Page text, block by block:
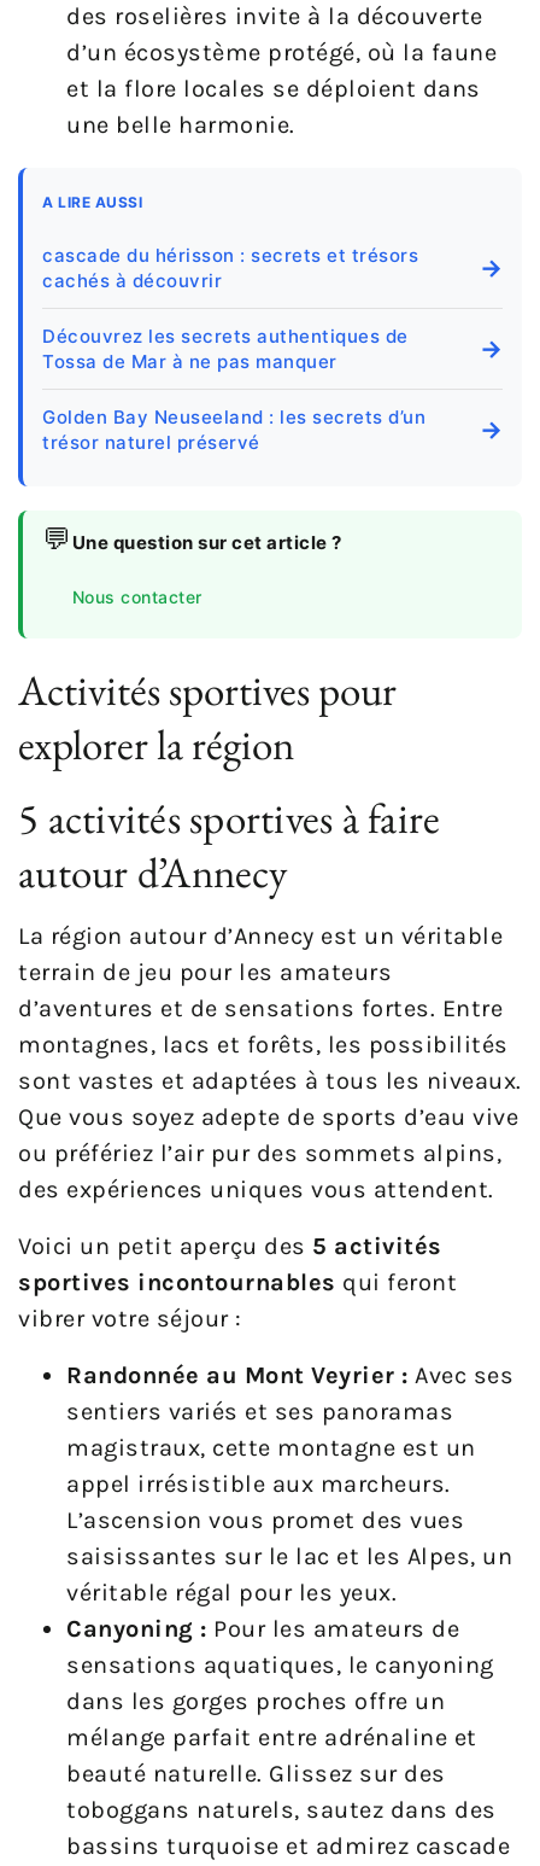
des roselières invite à la découverte
d’un écosystème protégé, où la faune
et la flore locales se déploient dans
une belle harmonie.
A LIRE AUSSI
cascade du hérisson : secrets et trésors
cachés à découvrir
→
Découvrez les secrets authentiques de
Tossa de Mar à ne pas manquer
→
Golden Bay Neuseeland : les secrets d’un
trésor naturel préservé
→
💬 Une question sur cet article ?
Nous contacter
Activités sportives pour
explorer la région
5 activités sportives à faire
autour d’Annecy
La région autour d’Annecy est un véritable
terrain de jeu pour les amateurs
d’aventures et de sensations fortes. Entre
montagnes, lacs et forêts, les possibilités
sont vastes et adaptées à tous les niveaux.
Que vous soyez adepte de sports d’eau vive
ou préfériez l’air pur des sommets alpins,
des expériences uniques vous attendent.
Voici un petit aperçu des 5 activités
sportives incontournables qui feront
vibrer votre séjour :
Randonnée au Mont Veyrier : Avec ses
sentiers variés et ses panoramas
magistraux, cette montagne est un
appel irrésistible aux marcheurs.
L’ascension vous promet des vues
saisissantes sur le lac et les Alpes, un
véritable régal pour les yeux.
Canyoning : Pour les amateurs de
sensations aquatiques, le canyoning
dans les gorges proches offre un
mélange parfait entre adrénaline et
beauté naturelle. Glissez sur des
toboggans naturels, sautez dans des
bassins turquoise et admirez cascade